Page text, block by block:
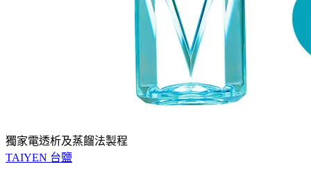
獨家電透析及蒸餾法製程
TAIYEN 台鹽